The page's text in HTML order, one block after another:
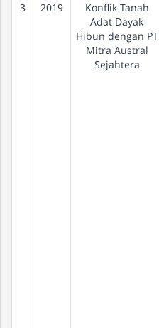
3
2019
Konflik Tanah
Adat Dayak
Hibun dengan PT
Mitra Austral
Sejahtera